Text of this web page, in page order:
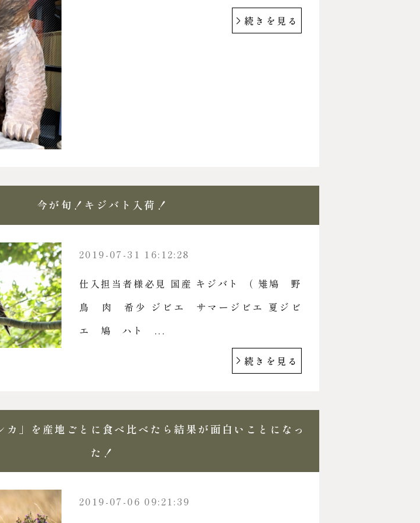
続きを見る
今が旬！キジバト入荷！
2019-07-31 16:12:28
仕入担当者様必見 国産 キジバト （ 雉鳩 野
鳥 肉 希少 ジビエ サマージビエ 夏ジビ
エ 鳩 ハト ...
続きを見る
カ」を産地ごとに食べ比べたら結果が面白いことになっ
た！
2019-07-06 09:21:39